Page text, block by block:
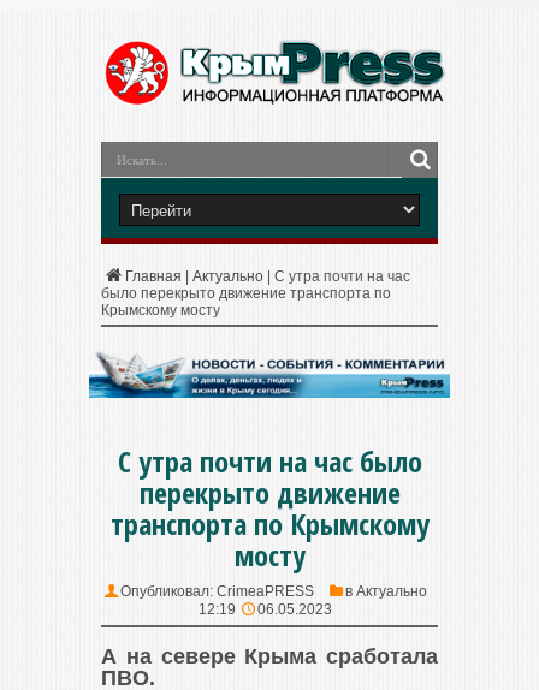
Главная Актуально
С утра почти на час
было перекрыто движение транспорта по
Крымскому мосту
С утра почти на час было
перекрыто движение
транспорта по Крымскому
мосту
Опубликовал: CrimeaPRESS в Актуально
12:19
06.05.2023
А на севере Крыма сработала
ПВО.